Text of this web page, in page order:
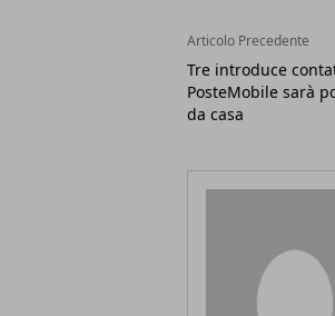
Articolo Precedente
Tre introduce
PosteMobile sarà
da casa